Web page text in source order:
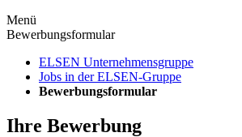
Menü
Bewerbungsformular
ELSEN Unternehmensgruppe
Jobs in der ELSEN-Gruppe
Bewerbungsformular
Ihre Bewerbung